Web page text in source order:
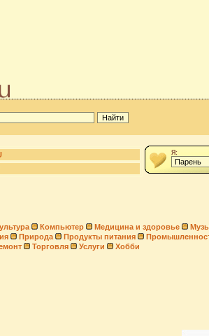
Я:
Компьютер Медицина и здоровье
Природа Продукты питания
Торговля Услуги Хобби